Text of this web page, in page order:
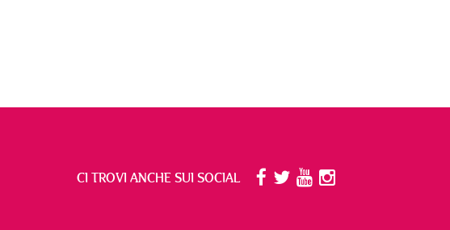
CI TROVI ANCHE SUI SOCIAL